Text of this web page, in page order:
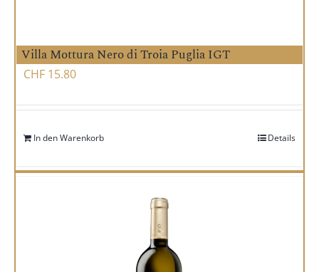
Villa Mottura Nero di Troia Puglia IGT
CHF 15.80
In den Warenkorb Details